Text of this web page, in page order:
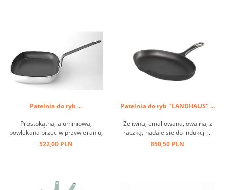
Patelnia do ryb ...
Prostokątna, aluminiowa,
powlekana przeciw przywieraniu,
mocne wykonanie ...
522,00 PLN
Patelnia do ryb "LANDHAUS" ...
Żeliwna, emaliowana, owalna, z
rączką, nadaje się do indukcji ...
850,50 PLN